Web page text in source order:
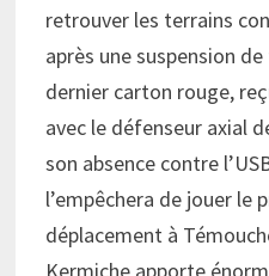
retrouver les terrains
après une suspension
dernier carton rouge,
avec le défenseur axial
son absence contre
l’empêchera de jouer le
déplacement à
Kermiche apporte